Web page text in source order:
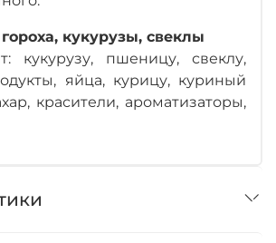
кукурузы, свеклы
кукурузу, пшеницу, свеклу,
яйца, курицу, куриный
красители, ароматизаторы,